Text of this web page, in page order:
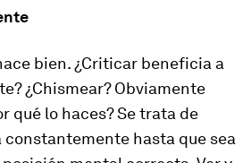
bien. ¿Criticar beneficia a
¿Chismear? Obviamente
qué lo haces? Se trata de
hasta que sea